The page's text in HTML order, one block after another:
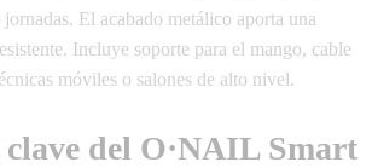
El acabado metálico aporta una
Incluye soporte para el mango, cable
móviles o salones de alto nivel.
clave del O·NAIL Smart